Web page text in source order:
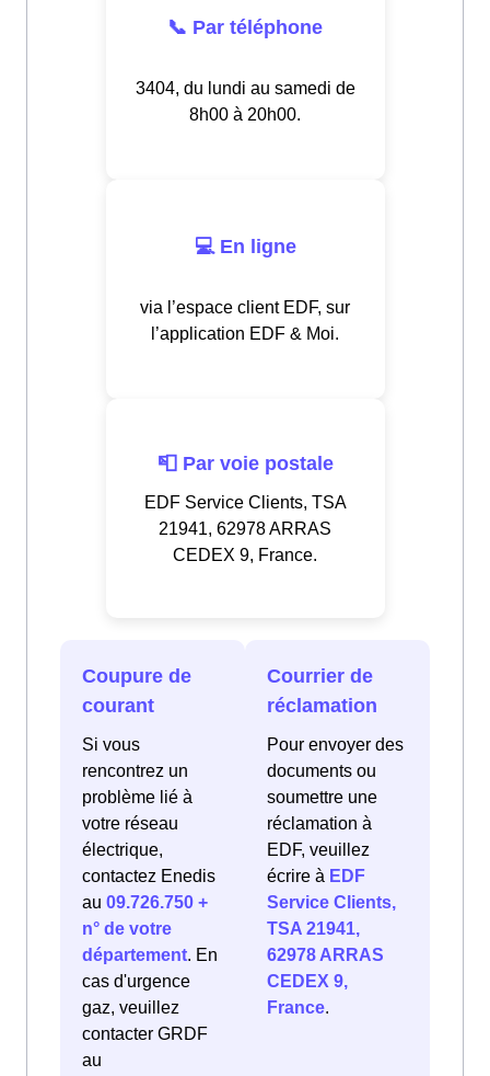
📞 Par téléphone
3404, du lundi au samedi de
8h00 à 20h00.
💻 En ligne
via l’espace client EDF, sur
l’application EDF & Moi.
📮 Par voie postale
EDF Service Clients, TSA
21941, 62978 ARRAS
CEDEX 9, France.
Coupure de
courant
Si vous
rencontrez un
problème lié à
votre réseau
électrique,
contactez Enedis
au 09.726.750 +
n° de votre
département. En
cas d'urgence
gaz, veuillez
contacter GRDF
au
Courrier de
réclamation
Pour envoyer des
documents ou
soumettre une
réclamation à
EDF, veuillez
écrire à EDF
Service Clients,
TSA 21941,
62978 ARRAS
CEDEX 9,
France.